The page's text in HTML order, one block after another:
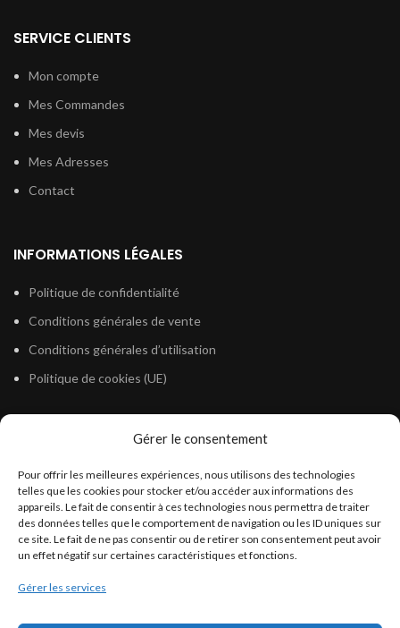
Gérer le consentement
Pour offrir les meilleures expériences, nous utilisons des technologies
telles que les cookies pour stocker et/ou accéder aux informations des
appareils. Le fait de consentir à ces technologies nous permettra de traiter
des données telles que le comportement de navigation ou les ID uniques sur
ce site. Le fait de ne pas consentir ou de retirer son consentement peut avoir
un effet négatif sur certaines caractéristiques et fonctions.
Gérer les services
SERVICE CLIENTS
Mon compte
Mes Commandes
Mes devis
Mes Adresses
Contact
INFORMATIONS LÉGALES
Politique de confidentialité
Conditions générales de vente
Conditions générales d’utilisation
Politique de cookies (UE)
Législation Gasoil Fioul GNR
Législation Essence
Législation Adblue
Législation Eau
Législation Lubrifiant
Législation Phytosanitaire